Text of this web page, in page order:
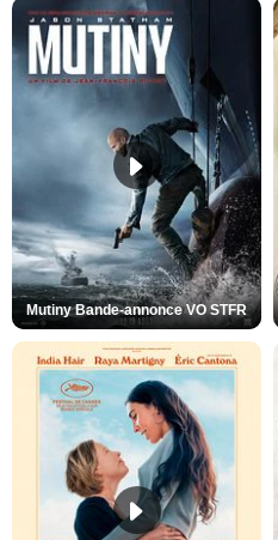
Mutiny Bande-annonce VO STFR